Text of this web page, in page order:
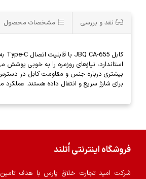
نقد و بررسی مشخصات محصول
برای شارژ سریع و انتقال داده هستند.
فروشگاه اینترنتی اُتلند
شرکت امید تجارت خلاق پارس با هدف تامین